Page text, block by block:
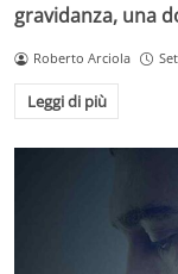
gravidanza, una
Roberto Arciola
Leggi di più